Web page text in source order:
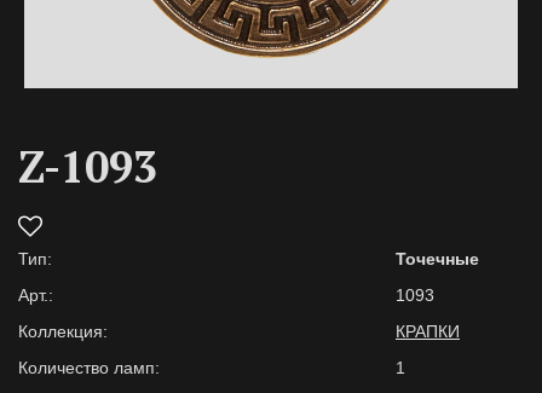
Z-1093
Тип:
Точечные
Арт.:
1093
Коллекция:
КРАПКИ
Количество ламп:
1